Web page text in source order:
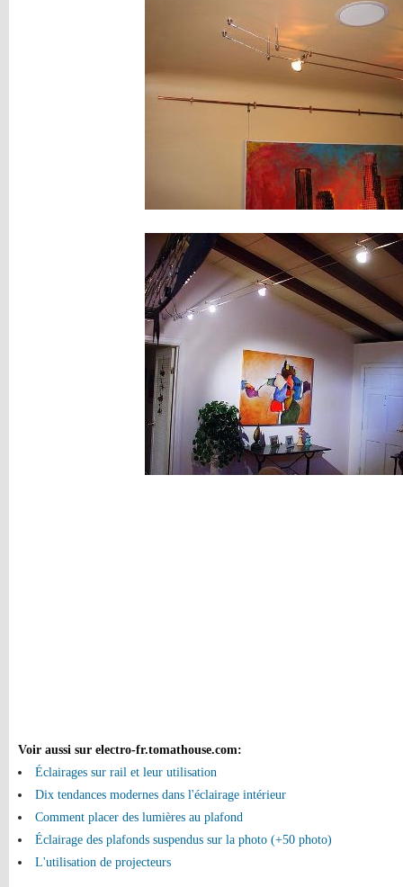
Voir aussi sur electro-fr.tomathouse.com:
Éclairages sur rail et leur utilisation
Dix tendances modernes dans l'éclairage intérieur
Comment placer des lumières au plafond
Éclairage des plafonds suspendus sur la photo (+50 photo)
L'utilisation de projecteurs